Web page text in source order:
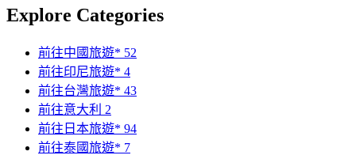
Explore Categories
前往中國旅遊* 52
前往印尼旅遊* 4
前往台灣旅遊* 43
前往意大利 2
前往日本旅遊* 94
前往泰國旅遊* 7